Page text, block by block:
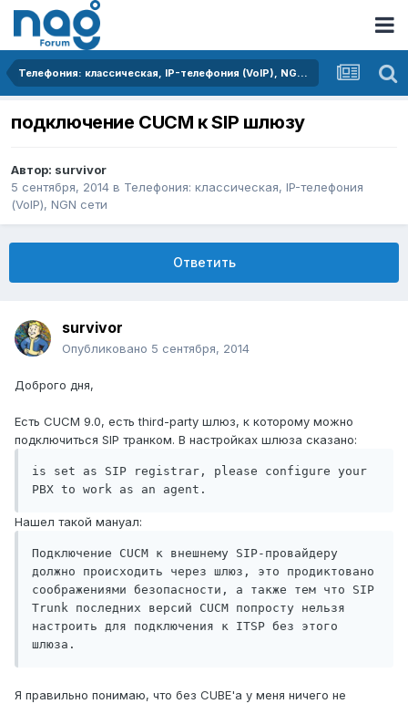
Телефония: классическая, IP-телефония (VoIP), NGN сети
подключение CUCM к SIP шлюзу
Автор: survivor
5 сентября, 2014 в Телефония: классическая, IP-телефония
(VoIP), NGN сети
Ответить
survivor
Опубликовано 5 сентября, 2014
Доброго дня,
Есть CUCM 9.0, есть third-party шлюз, к которому можно
подключиться SIP транком. В настройках шлюза сказано:
is set as SIP registrar, please configure your
PBX to work as an agent.
Нашел такой мануал:
Подключение CUCM к внешнему SIP-провайдеру
должно происходить через шлюз, это продиктовано
соображениями безопасности, а также тем что SIP
Trunk последних версий CUCM попросту нельзя
настроить для подключения к ITSP без этого
шлюза.
Я правильно понимаю, что без CUBE'а у меня ничего не